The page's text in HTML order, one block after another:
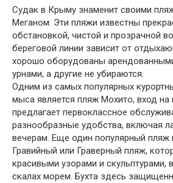
Судак в Крыму знаменит своими
Меганом. Эти пляжи известны
обстановкой, чистой и прозрачной
береговой линии зависит от
хорошо оборудованы
урнами, а другие не убираются.
Одним из самых популярных
мыса является пляж Мохито, вход на
предлагает первоклассное
разнообразные удобства, включая
вечерам. Еще один популярный
Гравийный или Граверный пляж,
красивыми узорами и скульптурами,
скалах морем. Бухта здесь